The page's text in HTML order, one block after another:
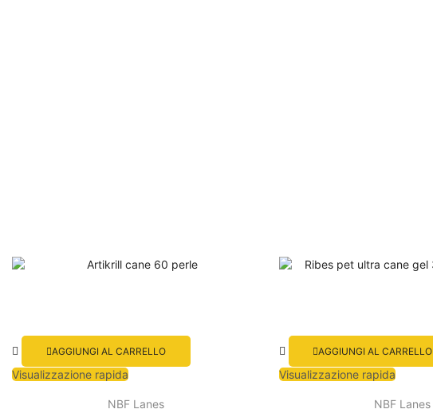
AGGIUNGI AL CARRELLO
Visualizzazione rapida
NBF Lanes
AGGIUNGI AL CARRELLO
Visualizzazione rapida
NBF Lanes